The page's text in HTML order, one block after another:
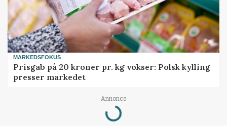
MARKEDSFOKUS
Prisgab på 20 kroner pr. kg vokser: Polsk kylling
presser markedet
Annonce
Loading...